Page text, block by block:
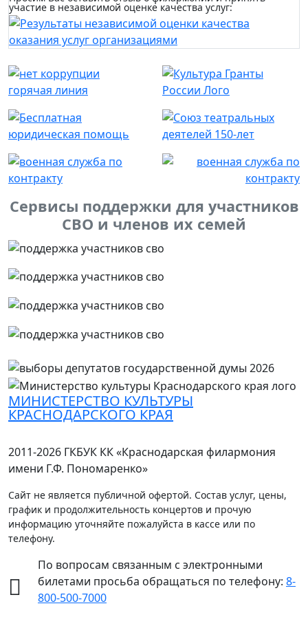
участие в независимой оценке качества услуг:
Сервисы поддержки для участников
СВО и членов их семей
МИНИСТЕРСТВО КУЛЬТУРЫ
КРАСНОДАРСКОГО КРАЯ
2011-2026 ГКБУК КК «Краснодарская филармония
имени Г.Ф. Пономаренко»
Сайт не является публичной офертой. Состав услуг, цены,
график и продолжительность концертов и прочую
информацию уточняйте пожалуйста в кассе или по
телефону.
По вопросам связанным с электронными
билетами просьба обращаться по телефону: 8-
800-500-7000